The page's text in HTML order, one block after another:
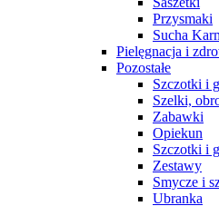
Przysmaki
Sucha
Pielęgnacja i
Pozostałe
Szczotki i
Szelki,
Zabawki
Opiekun
Szczotki i
Zestawy
Smycze i
Ubranka